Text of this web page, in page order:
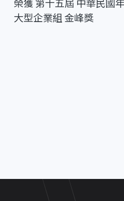
榮獲 第十五屆 中華民國
大型企業組 金峰獎